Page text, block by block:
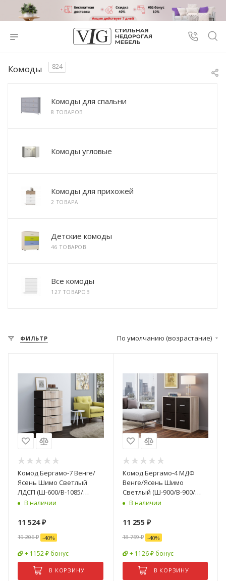
Комоды 824
Комоды для спальни
8 ТОВАРОВ
Комоды угловые
Комоды для прихожей
2 ТОВАРА
Детские комоды
46 ТОВАРОВ
Все комоды
127 ТОВАРОВ
ФИЛЬТР По умолчанию (возрастание)
Комод Бергамо-7 Венге/
Ясень Шимо Светлый
ЛДСП (Ш-600/В-1085/
Г-440мм)
В наличии
11 524₽
19 206₽ -40%
+ 1152 ₽ бонус
В КОРЗИНУ
Комод Бергамо-4 МДФ
Венге/Ясень Шимо
Светлый (Ш-900/В-900/
Г-520мм)
В наличии
11 255 ₽
18 759₽ -40%
+ 1126 ₽ бонус
В КОРЗИНУ